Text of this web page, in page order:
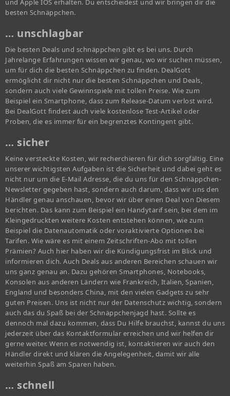
und Apple IOS erhalten. Du entscheidest und wir bringen dir die
besten Schnäppchen.
… unschlagbar
Die besten Deals und schnäppchen gibt es bei uns. Durch
Jahrelange Erfahrungen wissen wir genau, wo wir suchen müssen,
um für dich die besten Schnäppchen zu finden. DealGott
ermöglicht dir nicht nur die besten Schnäppchen und Deals,
sondern auch viele Gewinnspiele mit tollen Preise. Wie zum
Beispiel ein Smartphone, dass zum Release-Datum verlost wird.
Bei DealGott findest auch viele kostenlose Test-Artikel oder
Proben, die es immer für ein begrenztes Kontingent gibt.
… sicher
Keine versteckte Kosten, wir recherchieren für dich sorgfältig. Eine
unserer wichtigsten Aufgaben ist die Sicherheit und dabei geht es
nicht nur um die E-Mail Adresse, die du uns für den Schnäppchen-
Newsletter gegeben hast, sondern auch darum, dass wir uns den
Händler genau anschauen, bevor wir über einen Deal von Diesem
berichten. Das kann zum Beispiel ein Handytarif sein, bei dem im
Kleingedruckten weitere Kosten entstehen können, wie zum
Beispiel die Datenautomatik oder voraktivierte Optionen bei
Tarifen. Wie wäre es mit einem Zeitschriften-Abo mit tollen
Prämien? Auch hier haben wir die Kündigungsfrist im Blick und
informieren dich. Auch Deals aus anderen Bereichen schauen wir
uns ganz genau an. Dazu gehören Smartphones, Notebooks,
Konsolen aus anderen Ländern wie Frankreich, Italien, Spanien,
England und besonders China, mit den vielen Gadgets zu sehr
guten Preisen. Uns ist nicht nur der Datenschutz wichtig, sondern
auch das du Spaß bei der Schnäppchenjagd hast. Sollte es
dennoch mal dazu kommen, dass Du Hilfe brauchst, kannst du uns
jederzeit über das Kontaktformular erreichen und wir helfen dir
gerne weiter. Wenn es notwendig ist, kontaktieren wir auch den
Händler direkt und klären die Angelegenheit, damit wir alle
weiterhin Spaß am Sparen haben.
… schnell